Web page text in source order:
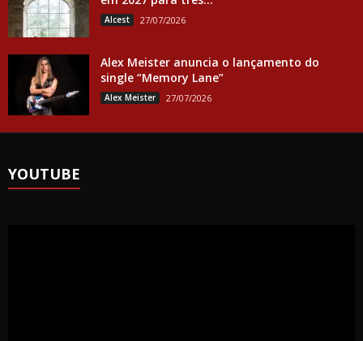
Alcest 27/07/2026
Alex Meister anuncia o lançamento do
single “Memory Lane”
Alex Meister 27/07/2026
YOUTUBE